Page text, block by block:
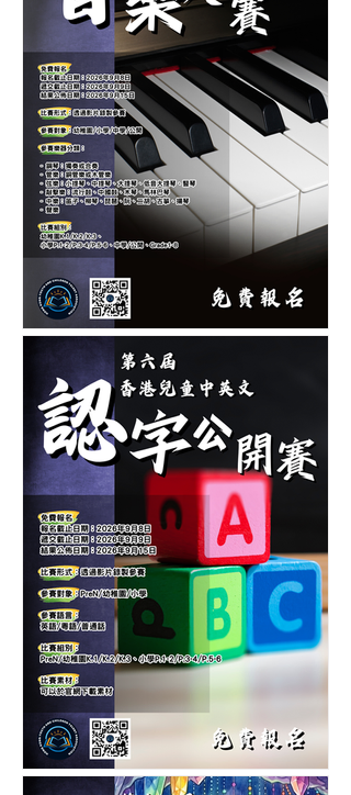
第十二屆香港青少年及兒童
音樂大賽-音樂比賽-鋼琴比
賽-管弦樂比賽